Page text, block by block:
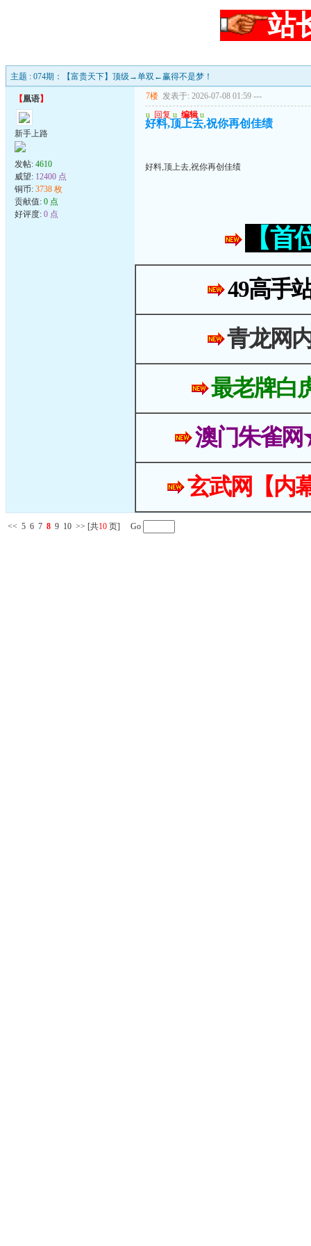
站
主题 : 074期：【富贵天下】顶级→单双←赢得不是梦！
【凰语】
新手上路
发帖: 4610
威望: 12400 点
铜币: 3738 枚
贡献值: 0 点
好评度: 0 点
7楼 发表于: 2026-07-08 01:59 ---
u 回复 u 编辑 u
好料,顶上去,祝你再创佳绩
好料,顶上去,祝你再创佳绩
【
49高手
青龙网
最老牌白
澳门朱雀
玄武网【内
<< 5 6 7 8 9 10 >> [共10 页] Go